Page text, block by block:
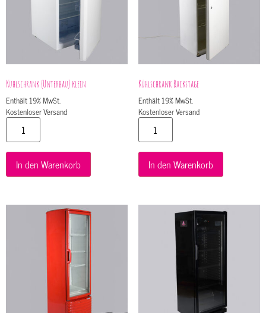
Kühlschrank (Unterbau) klein
Enthält 19% MwSt.
Kostenloser Versand
In den Warenkorb
Kühlschrank Backstage
Enthält 19% MwSt.
Kostenloser Versand
In den Warenkorb